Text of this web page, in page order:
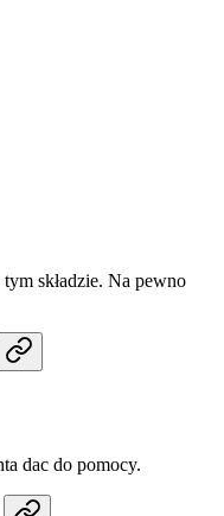
składzie. Na pewno
dac do pomocy.